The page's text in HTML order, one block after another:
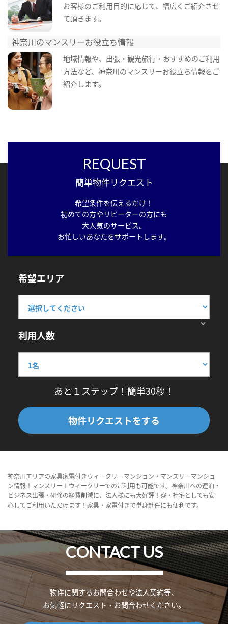
お客様のご利用目的に応じて、幅広くご紹介させ
て頂きます。
神奈川のマンスリーお役立ち情報
地域情報や、出張・観光旅行・おすすめのご利用
方法など、神奈川のマンスリーお役立ち情報をご
紹介します。
REQUEST
簡単物件リクエスト
希望条件を伝えるだけ！
初めての方やリピーターの方にも
大人気のサービス。
お忙しいあなたをサポートします。
希望エリア
利用人数
あと１ステップ！簡単30秒！
物件リクエストをする
神奈川エリアの家具家電付きウィークリーマンション・マンスリーマンショ
ン情報！マンスリー＋ウィークリーでのご利用も可能です。神奈川への連泊・
ビジネス出張・研修の経費削減に、法人様にも大好評！寮・社宅としても安
心してご利用いただけます！家具・家電付きで単身赴任にも便利です。
CONTACT US
物件に関するお問合わせや法人契約等、
お気軽にリクエスト・お問合わせください。